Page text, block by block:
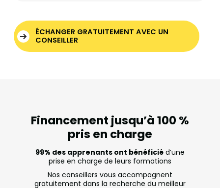
ÉCHANGER GRATUITEMENT AVEC UN
CONSEILLER
Financement jusqu’à 100 %
pris en charge
99% des apprenants ont bénéficié d’une
prise en charge de leurs formations
Nos conseillers vous accompagnent
gratuitement dans la recherche du meilleur